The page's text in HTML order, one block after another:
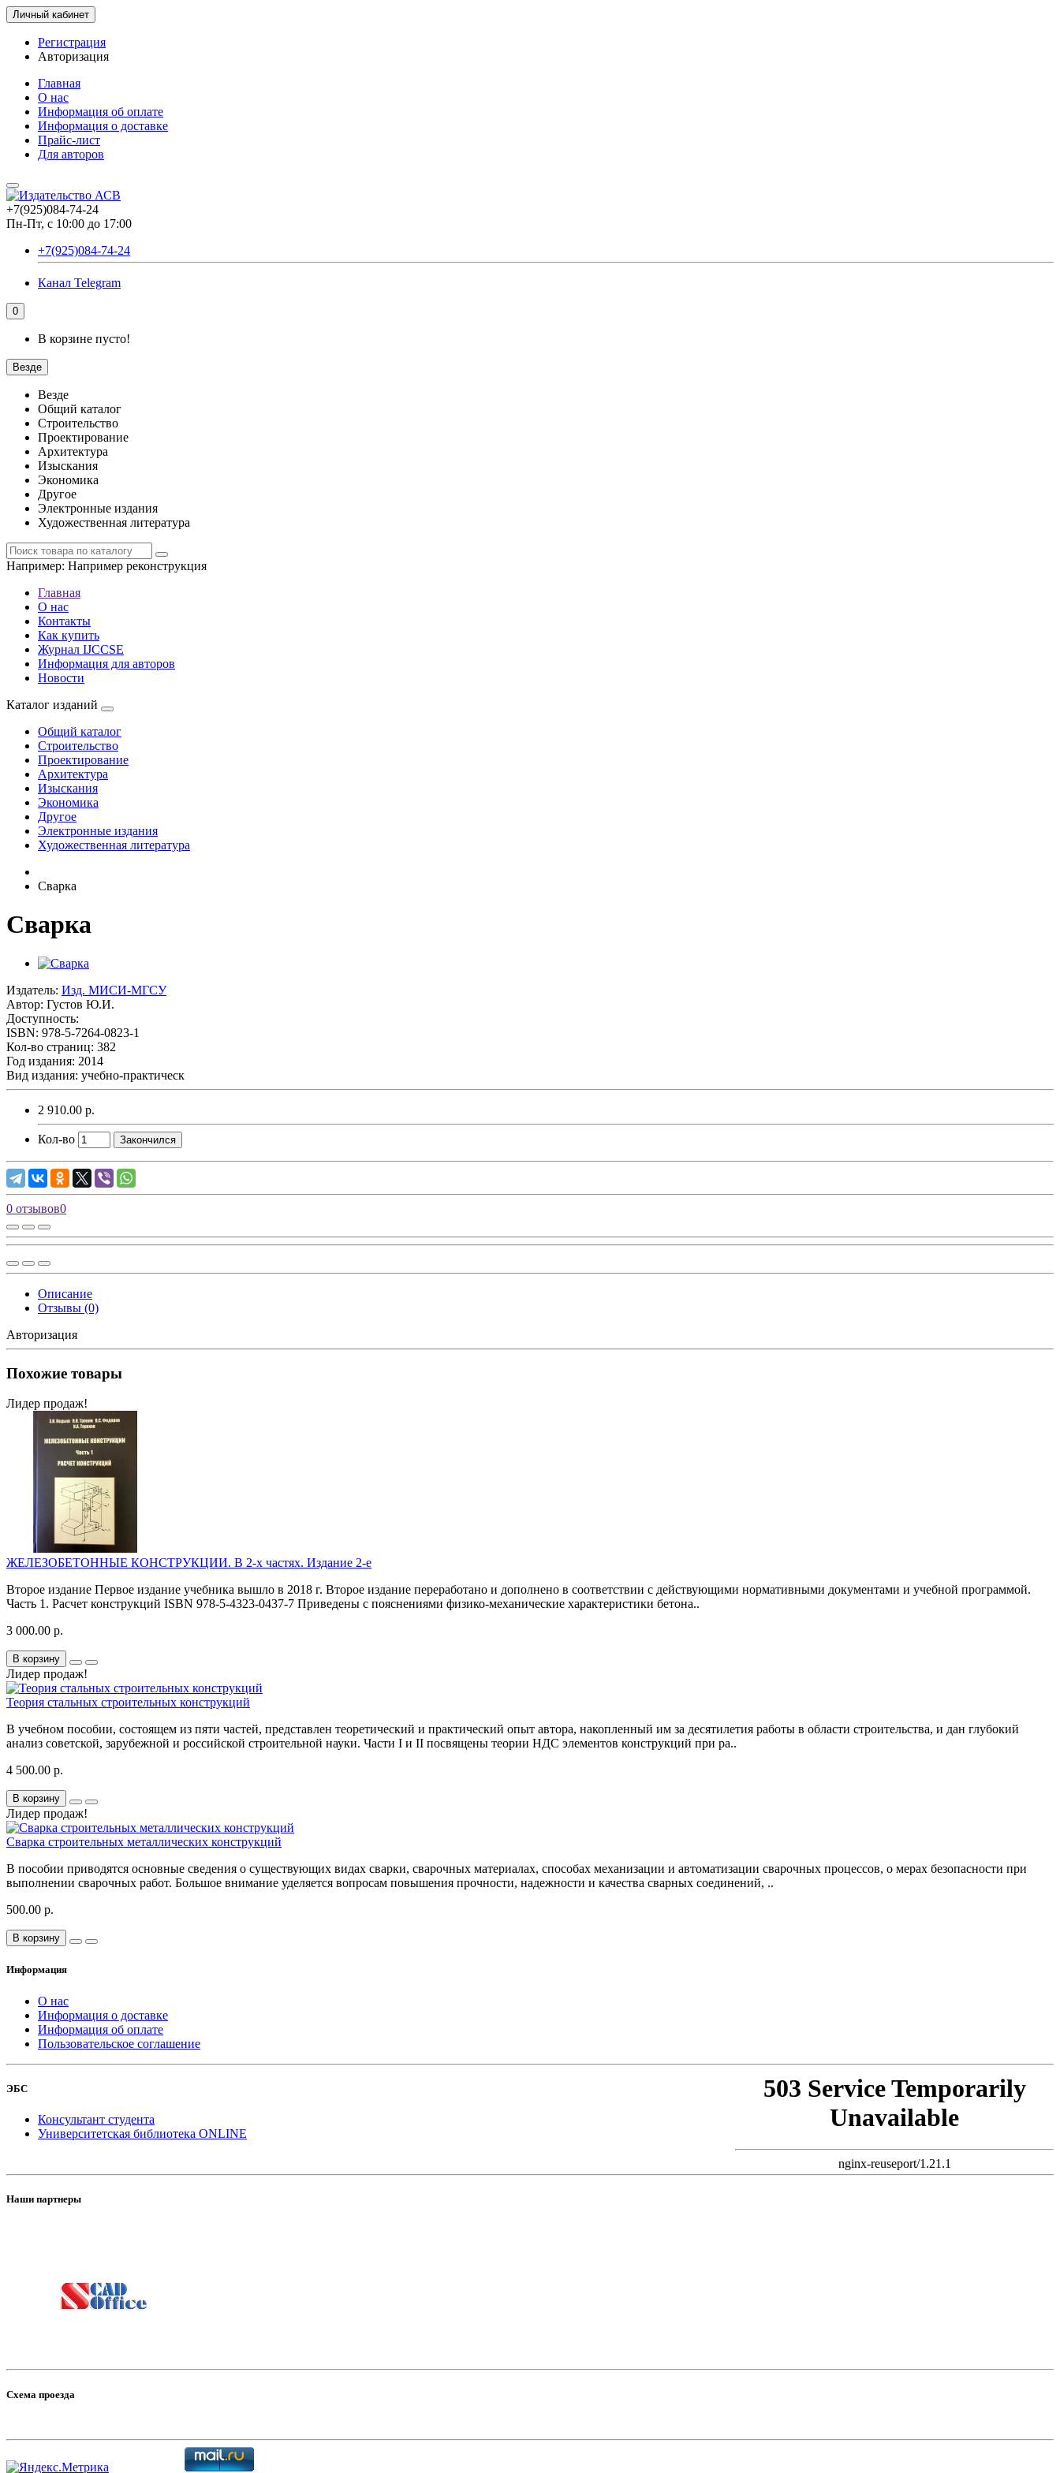
Личный кабинет
Регистрация
Авторизация
Главная
О нас
Информация об оплате
Информация о доставке
Прайс-лист
Для авторов
+7(925)084-74-24
Пн-Пт, с 10:00 до 17:00
+7(925)084-74-24
Канал Telegram
0
В корзине пусто!
Везде
Везде
Общий каталог
Строительство
Проектирование
Архитектура
Изыскания
Экономика
Другое
Электронные издания
Художественная литература
Например: Например реконструкция
Главная
О нас
Контакты
Как купить
Журнал IJCCSE
Информация для авторов
Новости
Каталог изданий
Общий каталог
Строительство
Проектирование
Архитектура
Изыскания
Экономика
Другое
Электронные издания
Художественная литература
Сварка
Сварка
Издатель: Изд. МИСИ-МГСУ
Автор: Густов Ю.И.
Доступность:
ISBN: 978-5-7264-0823-1
Кол-во страниц: 382
Год издания: 2014
Вид издания: учебно-практическ
2 910.00 р.
Кол-во Закончился
0 отзывов0
Описание
Отзывы (0)
Авторизация
Похожие товары
Лидер продаж!
ЖЕЛЕЗОБЕТОННЫЕ КОНСТРУКЦИИ. В 2-х частях. Издание 2-е
Второе издание Первое издание учебника вышло в 2018 г. Второе издание переработано и дополнено в соответствии с действующими нормативными документами и учебной программой.
Часть 1. Расчет конструкций ISBN 978-5-4323-0437-7 Приведены с пояснениями физико-механические характеристики бетона..
3 000.00 р.
В корзину
Лидер продаж!
Теория стальных строительных конструкций
В учебном пособии, состоящем из пяти частей, представлен теоретический и практический опыт автора, накопленный им за десятилетия работы в области строительства, и дан глубокий
анализ советской, зарубежной и российской строительной науки. Части I и II посвящены теории НДС элементов конструкций при ра..
4 500.00 р.
В корзину
Лидер продаж!
Сварка строительных металлических конструкций
В пособии приводятся основные сведения о существующих видах сварки, сварочных материалах, способах механизации и автоматизации сварочных процессов, о мерах безопасности при
выполнении сварочных работ. Большое внимание уделяется вопросам повышения прочности, надежности и качества сварных соединений, ..
500.00 р.
В корзину
Информация
О нас
Информация о доставке
Информация об оплате
Пользовательское соглашение
ЭБС
Консультант студента
Университетская библиотека ONLINE
Наши партнеры
Схема проезда